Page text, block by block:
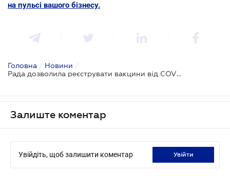
на пульсі вашого бізнесу.
Головна / Новини /
Рада дозволила реєструвати вакцини від COVID-19, клінічні випробування яких не завершені
Залиште коментар
Увійдіть, щоб залишити коментар увійти